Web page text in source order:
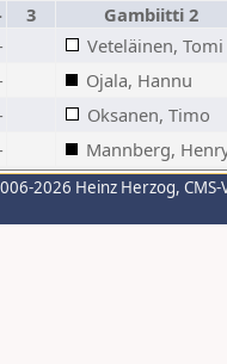
3
Gambiitti 2
Veteläinen, Tomi
Ojala, Hannu
Oksanen, Timo
Mannberg,
2026 Heinz Herzog,